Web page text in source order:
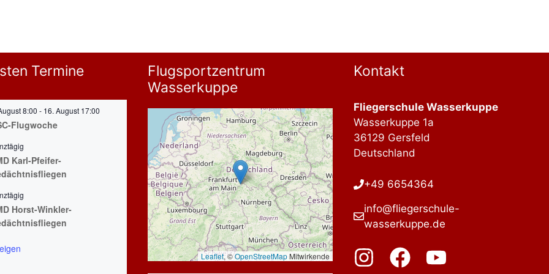
Termine
8:00 - 16. August 17:00
Flugwoche
Karl-Pfeifer-
Horst-Winkler-
Flugsportzentrum
Wasserkuppe
Leaflet, ©OpenStreetMapMitwirkende
Kontakt
Fliegerschule Wasserkuppe
Wasserkuppe 1a
36129 Gersfeld
Deutschland
+49 6654364
info@fliegerschule-
wasserkuppe.de